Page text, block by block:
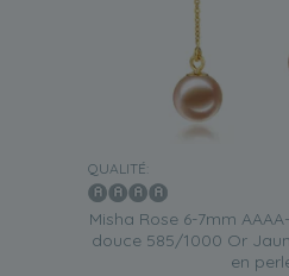
QUALITÉ:
Misha Rose 6-7mm
douce 585/1000 Or
en